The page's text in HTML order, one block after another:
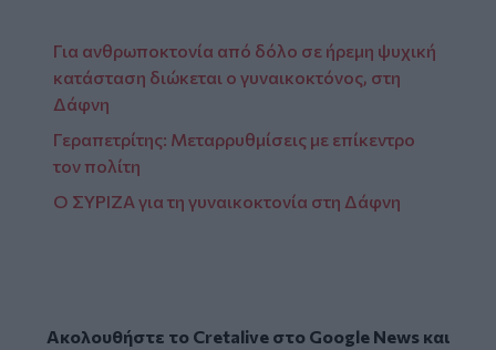
Για ανθρωποκτονία από δόλο σε ήρεμη ψυχική
κατάσταση διώκεται ο γυναικοκτόνος, στη
Δάφνη
Γεραπετρίτης: Μεταρρυθμίσεις με επίκεντρο
τον πολίτη
Ο ΣΥΡΙΖΑ για τη γυναικοκτονία στη Δάφνη
Ακολουθήστε το Cretalive στο Google Newsκαι